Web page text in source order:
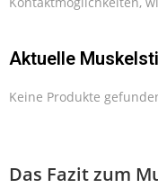
Aktuelle
Keine Produkte
Das Fazit zum